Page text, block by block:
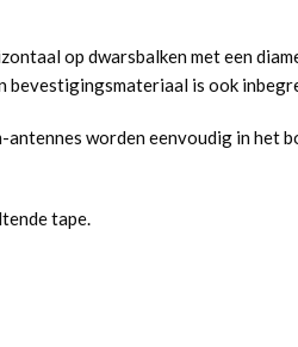
op dwarsbalken met een
bevestigingsmateriaal is ook
worden eenvoudig in het
tape.